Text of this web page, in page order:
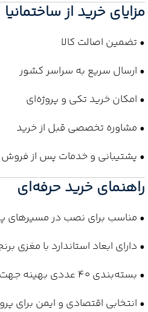
مزایای خرید از ساختمانیا
• تضمین اصالت کالا
• ارسال سریع به سراسر کشور
• امکان خرید تکی و پروژه‌ای
• مشاوره تخصصی قبل از خرید
• پشتیبانی و خدمات پس از فروش
راهنمای خرید حرفه‌ای
• مناسب برای نصب در مسیرهای
• دارای ابعاد استاندارد با مغزی
• بسته‌بندی 40 عددی بهینه جهت خرید کارتنی
• انتخابی اقتصادی و ایمن برای